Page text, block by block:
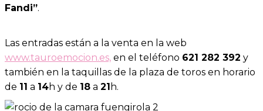
Fandi”.
Las entradas están a la venta en la web
www.tauroemocion.es, en el teléfono 621 282 392 y
también en la taquillas de la plaza de toros en horario
de 11 a 14h y de 18 a 21 h.